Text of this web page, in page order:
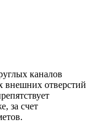
каналов
внешних отверстий
за счет